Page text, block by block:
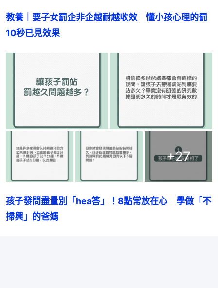
教養｜要子女罰企非企越耐越收效　懂小孩心理的罰
10秒已見效果
+27
孩子發問盡量別「hea答」！8點常放在心　學做「不
掃興」的爸媽